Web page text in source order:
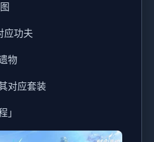
应功夫
物
对应套装
」